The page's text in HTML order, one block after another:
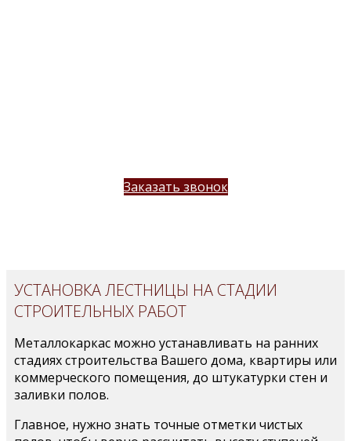
Заказать звонок
УСТАНОВКА ЛЕСТНИЦЫ НА СТАДИИ
СТРОИТЕЛЬНЫХ РАБОТ
Металлокаркас можно устанавливать на ранних
стадиях строительства Вашего дома, квартиры или
коммерческого помещения, до штукатурки стен и
заливки полов.
Главное, нужно знать точные отметки чистых